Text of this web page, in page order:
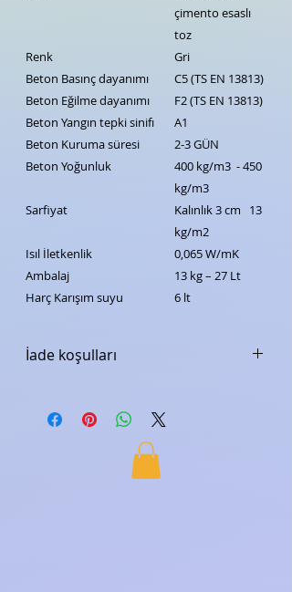
çimento esaslı
toz
Renk
Gri
Beton Basınç dayanımı
C5 (TS EN 13813)
Beton Eğilme dayanımı
F2 (TS EN 13813)
Beton Yangın tepki sinifı
A1
Beton Kuruma süresi
2-3 GÜN
Beton Yoğunluk
400 kg/m3 - 450
kg/m3
Sarfiyat
Kalınlık 3 cm 13
kg/m2
Isıl İletkenlik
0,065 W/mK
Ambalaj
13 kg – 27 Lt
Harç Karışım suyu
6 lt
İade koşulları
Teslimat tarihinden itibaren 7 gün
içerisinde iade edebilirsiniz.
İadenizi Aras Kargo ile bize
İadelerde kargo ücretini gönderici